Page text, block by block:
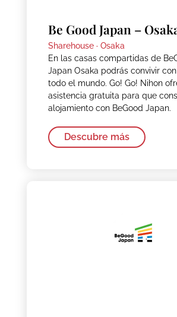
Be Good Japan –
Sharehouse · Osaka
En las casas compartidas de
Japan Osaka podrás convivir
todo el mundo. Go! Go! Nihon
asistencia gratuita para que
alojamiento con BeGood Japan.
Descubre más